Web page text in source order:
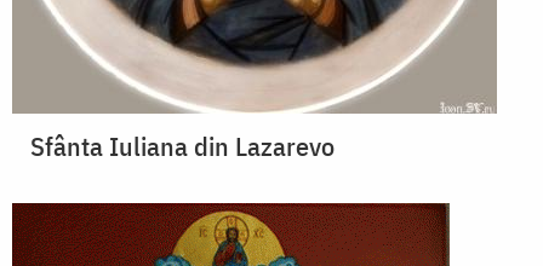
Sfânta Iuliana din Lazarevo